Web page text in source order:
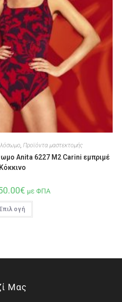
, Προϊόντα μαστεκτομής
Anita 6227 M2 Carini εμπριμέ
Κόκκινο
€ με ΦΠΑ
Επιλογή
Μας